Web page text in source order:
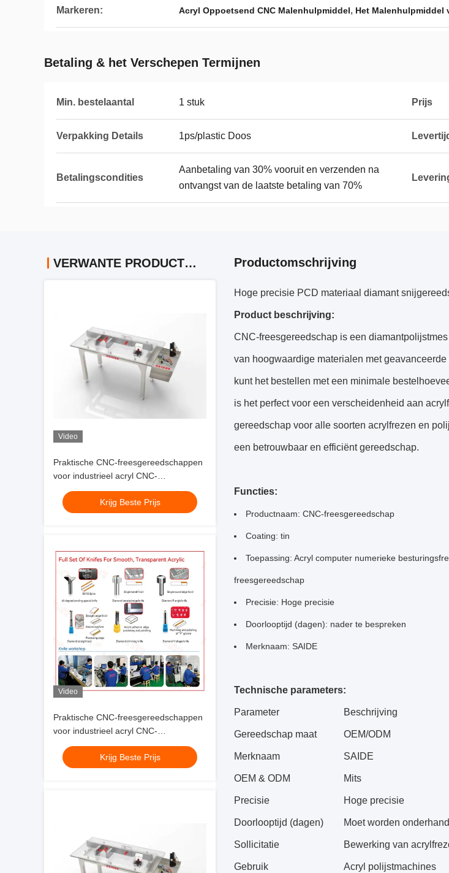
Markeren: Acryl Oppoetsend CNC Malenhulpmiddel, Het Malenhulpmiddel
Betaling & het Verschepen Termijnen
Min. bestelaantal 1 stuk Prijs
Verpakking Details 1ps/plastic Doos
Betalingscondities
Aanbetaling van 30% vooruit en verzenden na
ontvangst van de laatste betaling van 70%
VERWANTE PRODUCTEN
Video
Praktische CNC-freesgereedschappen
voor industrieel acryl CNC-
afschuimgereedschap voor acryl,
snijden met hoge snelheid
Krijg Beste Prijs
Video
Praktische CNC-freesgereedschappen
voor industrieel acryl CNC-
afschuimgereedschap voor acryl,
snijden met hoge snelheid
Krijg Beste Prijs
Productomschrijving
Hoge precisie PCD materiaal diamant
Product beschrijving:
CNC-freesgereedschap is een
van hoogwaardige materialen met
kunt het bestellen met een minimale
is het perfect voor een verscheidenheid aan
gereedschap voor alle soorten acrylfrezen en
een betrouwbaar en efficiënt gereedschap.
Functies:
Productnaam: CNC-freesgereedschap
Coating: tin
Toepassing: Acryl computer numerieke
freesgereedschap
Precisie: Hoge precisie
Doorlooptijd (dagen): nader te bespreken
Merknaam: SAIDE
Technische parameters:
Parameter Beschrijving
Gereedschap maat OEM/ODM
Merknaam SAIDE
OEM & ODM Mits
Precisie Hoge precisie
Doorlooptijd (dagen) Moet worden
Sollicitatie Bewerking van
Gebruik Acryl polijstmachines